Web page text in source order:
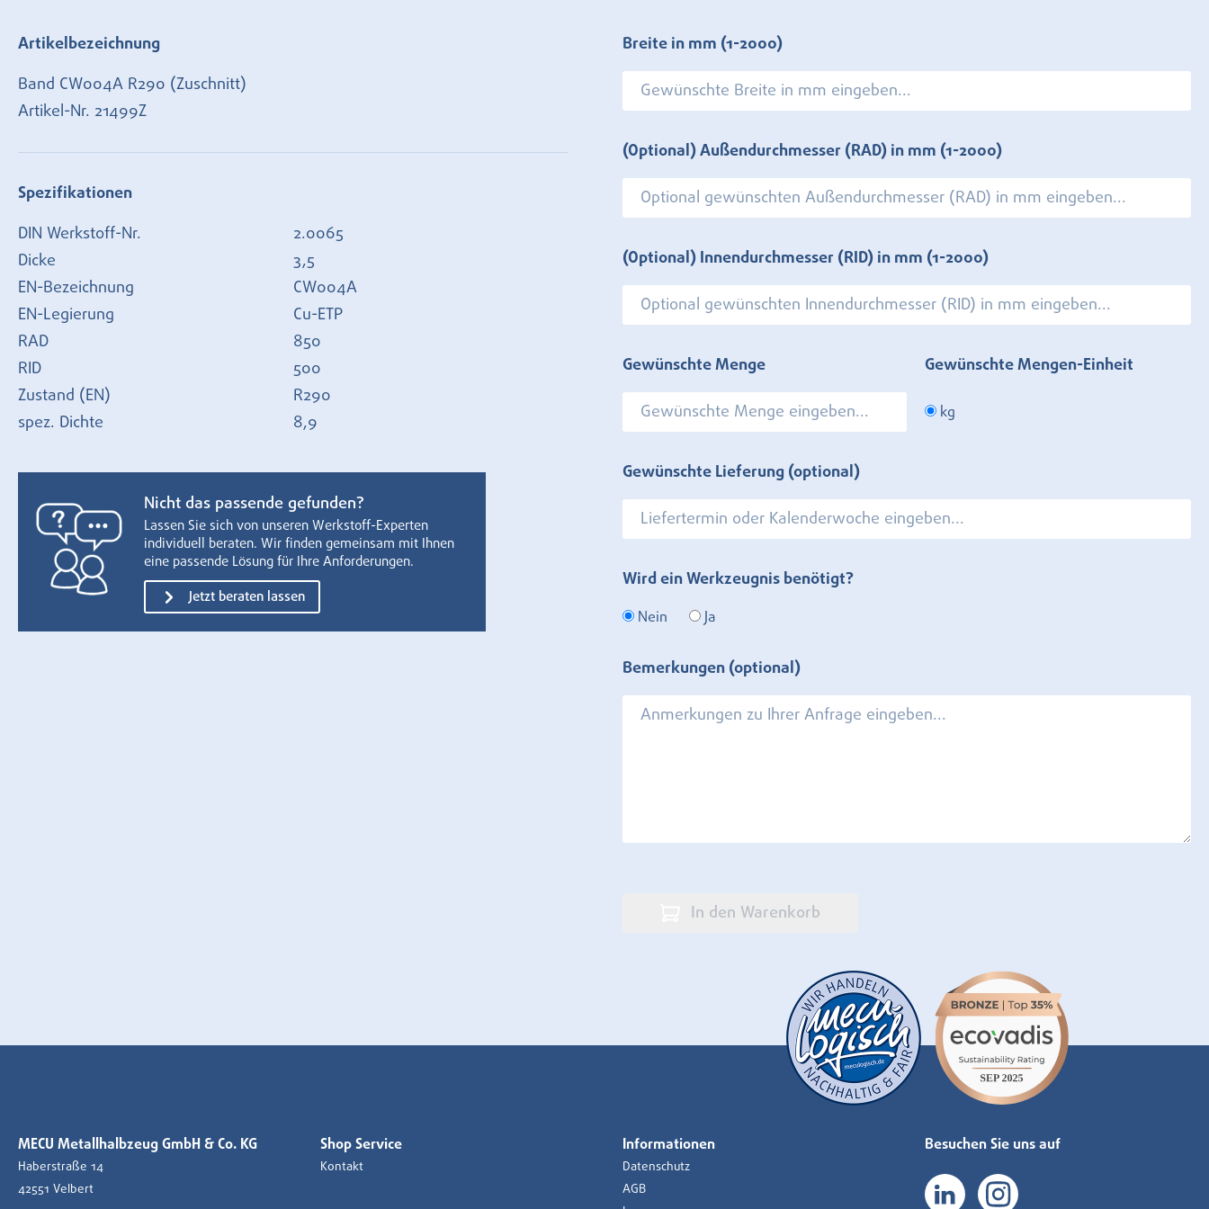
Artikelbezeichnung
Band CW004A R290 (Zuschnitt)
Artikel-Nr. 21499Z
Spezifikationen
DIN Werkstoff-Nr.
2.0065
Dicke
3,5
EN-Bezeichnung
CW004A
EN-Legierung
Cu-ETP
RAD
850
RID
500
Zustand (EN)
R290
spez. Dichte
8,9
Nicht das passende gefunden?
Lassen Sie sich von unseren Werkstoff-Experten
individuell beraten. Wir finden gemeinsam mit Ihnen
eine passende Lösung für Ihre Anforderungen.
Jetzt beraten lassen
Breite in mm (1-2000)
(Optional) Außendurchmesser (RAD) in mm (1-2000)
(Optional) Innendurchmesser (RID) in mm (1-2000)
Gewünschte Menge Gewünschte Mengen-Einheit
kg
Gewünschte Lieferung (optional)
Wird ein Werkzeugnis benötigt?
Nein Ja
Bemerkungen (optional)
In den Warenkorb
MECU Metallhalbzeug GmbH & Co. KG
Haberstraße 14
42551 Velbert
Shop Service
Kontakt
Informationen
Datenschutz
AGB
Besuchen Sie uns auf